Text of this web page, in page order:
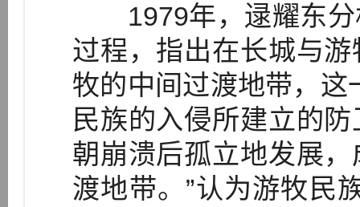
1979年，逯耀东分
过程，指出在长城与
牧的中间过渡地带，这
民族的入侵所建立的
朝崩溃后孤立地发展
渡地带。”认为游牧民